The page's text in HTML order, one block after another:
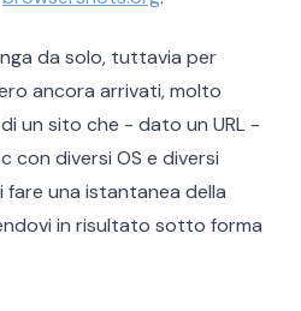
da solo, tuttavia per
ancora arrivati, molto
un sito che - dato un URL -
con diversi OS e diversi
una istantanea della
in risultato sotto forma